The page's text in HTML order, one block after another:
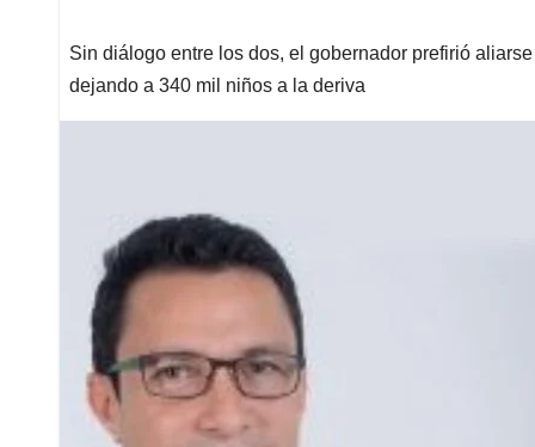
Sin diálogo entre los dos, el gobernador prefirió
dejando a 340 mil niños a la deriva